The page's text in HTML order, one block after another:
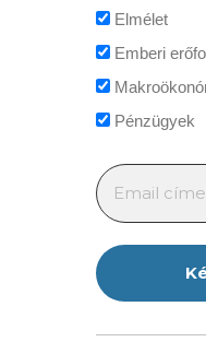
Elmélet
Emberi
Pénzügyek